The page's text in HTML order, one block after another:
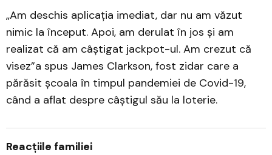
„Am deschis aplicația imediat, dar nu am văzut
nimic la început. Apoi, am derulat în jos și am
realizat că am câștigat jackpot-ul. Am crezut că
visez”a spus James Clarkson, fost zidar care a
părăsit școala în timpul pandemiei de Covid-19,
când a aflat despre câștigul său la loterie.
Reacțiile familiei